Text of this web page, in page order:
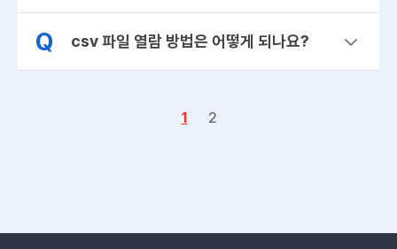
Q csv 파일 열람 방법은 어떻게 되나요?
1 2